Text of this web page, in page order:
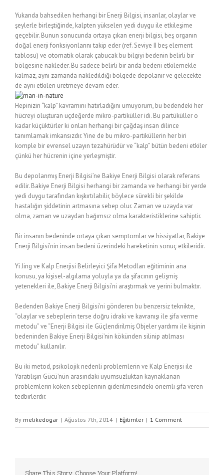
Yukarıda bahsedilen herhangi bir Enerji Bilgisi, insanlar, olaylar ve
şeylerle birleştiğinde, kalpten yükselen yedi duygu ile etkileşime
geçebilir. Bunun sonucunda ortaya çıkan enerji bilgisi, beş organın
doğal enerji fonksiyonlarını takip eder (ref. Seviye II beş element
tablosu) ve otomatik olarak çabucak bu bilgiyi bedenin belirli bir
bölgesine nakleder. Bu sadece belirli bir anda bedeni etkilemekle
kalmaz, aynı zamanda nakledildiği bölgede depolanır ve gelecekte
de aynı etkileri üretmeye devam eder.
Hepinizin “kalp” kavramını hatırladığını umuyorum, bu bedendeki her
hücreyi oluşturan uçdeğerde mikro-partiküller idi. Bu partüküller o
kadar küçüktürler ki onları herhangi bir çağdaş insan dilince
tanımlamak imkansızdır. Yine de bu mikro-partiküllerin her biri
komple bir evrensel uzayın tezahürüdür ve “kalp” bütün bedeni etkiler
çünkü her hücrenin içine yerleşmiştir.
Bu depolanmış Enerji Bilgisi’ne Bakiye Enerji Bilgisi olarak referans
edilir. Bakiye Enerji Bilgisi herhangi bir zamanda ve herhangi bir yerde
yedi duygu tarafından kışkırtılabilir, böylece sürekli bir şekilde
hastalığın şiddetinin artmasına sebep olur. Zaman ve uzayda var
olma, zaman ve uzaydan bağımsız olma karakteristiklerine sahiptir.
Bir insanın bedeninde ortaya çıkan semptomlar ve hissiyatlar, Bakiye
Enerji Bilgisi’nin insan bedeni üzerindeki hareketinin sonuç etkileridir.
Yi Jing ve Kalp Enerjisi Belirleyici Şifa Metodları eğitiminin ana
konusu, ya kişisel-algılama yoluyla ya da şifacının gelişmiş
yetenekleri ile, Bakiye Enerji Bilgisi’ni araştırmak ve yerini bulmaktır.
Bedenden Bakiye Enerji Bilgisi’ni gönderen bu benzersiz teknikte,
“olaylar ve sebeplerin terse doğru idraki ve kavranışı ile şifa verme
metodu” ve “Enerji Bilgisi ile Güçlendirilmiş Objeler yardımı ile kişinin
bedeninden Bakiye Enerji Bilgisi’nin kökünden silinip atılması
metodu” kullanılır.
Bu iki metod, psikolojik nedenli problemlerin ve Kalp Enerjisi ile
Yaratılışın Gücü’nün arasındaki uyumsuzluktan kaynaklanan
problemlerin köken sebeplerinin giderilmesindeki önemli şifa veren
tedbirlerdir.
By melikedogar | Ağustos 7th, 2014 | Eğitimler | 1 Comment
Share This Story, Choose Your Platform!